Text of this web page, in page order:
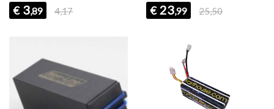
€ 3,89 4,17
€ 23,99 25,50